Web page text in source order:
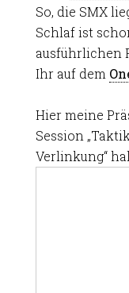
So, die SMX
Schlaf ist
ausführlichen
Ihr auf dem
Hier meine
Session
Verlinkung“